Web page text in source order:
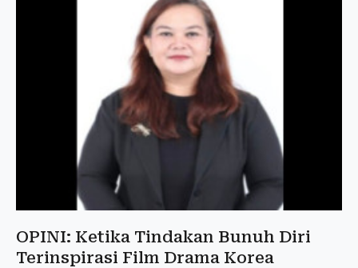
OPINI: Ketika Tindakan Bunuh Diri
Terinspirasi Film Drama Korea